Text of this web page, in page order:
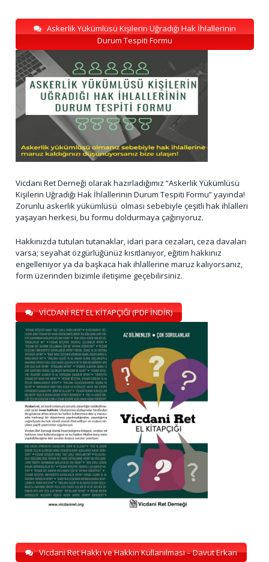
Askerlik Yükümlüsü Kişilerin Uğradığı Hak İhlallerinin
Durum Tespiti Formu
Vicdani Ret Derneği olarak hazırladığımız “Askerlik Yükümlüsü
Kişilerin Uğradığı Hak İhlallerinin Durum Tespiti Formu” yayında!
Zorunlu askerlik yükümlüsü olması sebebiyle çeşitli hak ihlalleri
yaşayan herkesi, bu formu doldurmaya çağırıyoruz.
Hakkınızda tutulan tutanaklar, idari para cezaları, ceza davaları
varsa; seyahat özgürlüğünüz kısıtlanıyor, eğitim hakkınız
engelleniyor ya da başkaca hak ihlallerine maruz kalıyorsanız,
form üzerinden bizimle iletişime geçebilirsiniz.
VİCDANİ RET EL KİTAPÇIĞI (PDF İNDİR)
Vicdani Ret Hakkı ve Hakkın Kullanılması – Davut Erkan